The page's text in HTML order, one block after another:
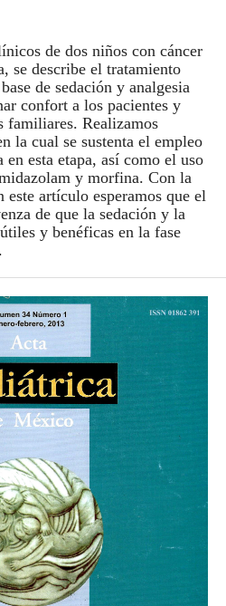
de dos niños con cáncer
se describe el tratamiento
de sedación y analgesia
confort a los pacientes y
familiares. Realizamos
la cual se sustenta el empleo
en esta etapa, así como el uso
y morfina. Con la
este artículo esperamos que el
de que la sedación y la
y benéficas en la fase